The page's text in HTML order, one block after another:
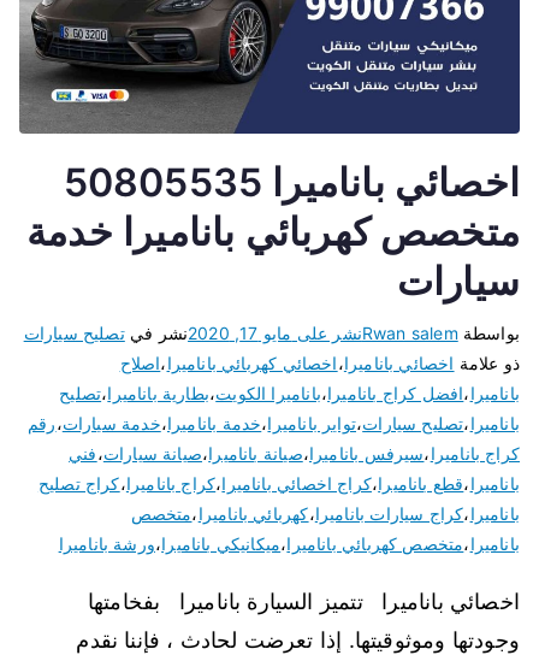
اخصائي باناميرا 50805535
متخصص كهربائي باناميرا خدمة
سيارات
بواسطة Rwan salemنشر على مايو 17, 2020 نشر فيتصليح سيارات
ذو علامة اخصائي باناميرا،اخصائي كهربائي باناميرا،اصلاح
باناميرا،افضل كراج باناميرا،باناميرا الكويت،بطارية باناميرا،تصليح
باناميرا،تصليح سيارات،تواير باناميرا،خدمة باناميرا،خدمة سيارات،رقم
كراج باناميرا،سيرفس باناميرا،صيانة باناميرا،صيانة سيارات،فني
باناميرا،قطع باناميرا،كراج اخصائي باناميرا،كراج باناميرا،كراج تصليح
باناميرا،كراج سيارات باناميرا،كهربائي باناميرا،متخصص
باناميرا،متخصص كهربائي باناميرا،ميكانيكي باناميرا،ورشة باناميرا
اخصائي باناميرا تتميز السيارة باناميرا بفخامتها
وجودتها وموثوقيتها. إذا تعرضت لحادث ، فإننا نقدم